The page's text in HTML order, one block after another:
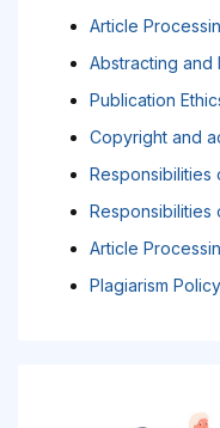
Article
Abstracting and
Publication
Copyright and
Responsibilities
Responsibilities
Article
Plagiarism Policy